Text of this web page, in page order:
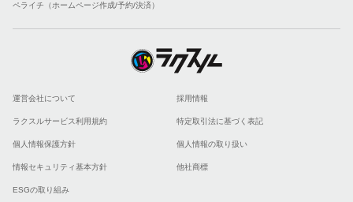
ペライチ（ホームページ作成/予約/決済）
運営会社について 採用情報
ラクスルサービス利用規約 特定取引法に基づく表記
個人情報保護方針 個人情報の取り扱い
情報セキュリティ基本方針 他社商標
ESGの取り組み